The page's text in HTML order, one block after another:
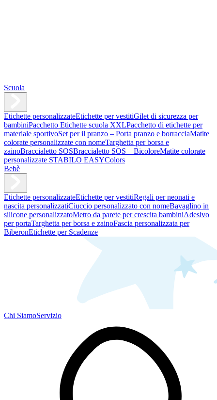
Scuola
Etichette personalizzateEtichette per vestitiGilet di sicurezza per
bambiniPacchetto Etichette scuola XXLPacchetto di etichette per
materiale sportivoSet per il pranzo – Porta pranzo e borracciaMatite
colorate personalizzate con nomeTarghetta per borsa e
zainoBraccialetto SOSBraccialetto SOS – BicoloreMatite colorate
personalizzate STABILO EASYColors
Bebè
Etichette personalizzateEtichette per vestitiRegali per neonati e
nascita personalizzatiCiuccio personalizzato con nomeBavaglino in
silicone personalizzatoMetro da parete per crescita bambiniAdesivo
per portaTarghetta per borsa e zainoFascia personalizzata per
BiberonEtichette per Scadenze
Chi SiamoServizio